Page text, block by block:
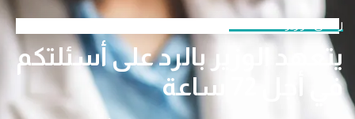
الوزير
الوزير بالرد على أسئلتكم
أجل 72 ساعة